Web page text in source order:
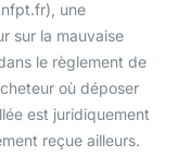
une
sur la mauvaise
le règlement de
où déposer
est juridiquement
reçue ailleurs.